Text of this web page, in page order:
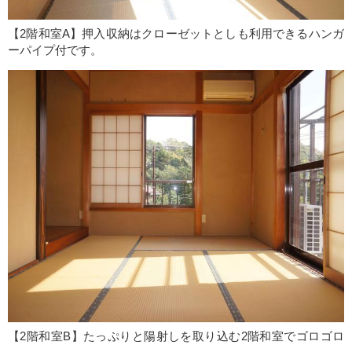
【2階和室A】押入収納はクローゼットとしも利用できるハンガ
ーパイプ付です。
【2階和室B】たっぷりと陽射しを取り込む2階和室でゴロゴロ